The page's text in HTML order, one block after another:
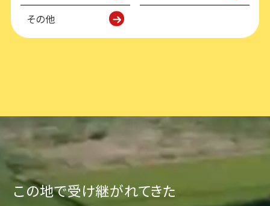
その他
この地で受け継がれてきた